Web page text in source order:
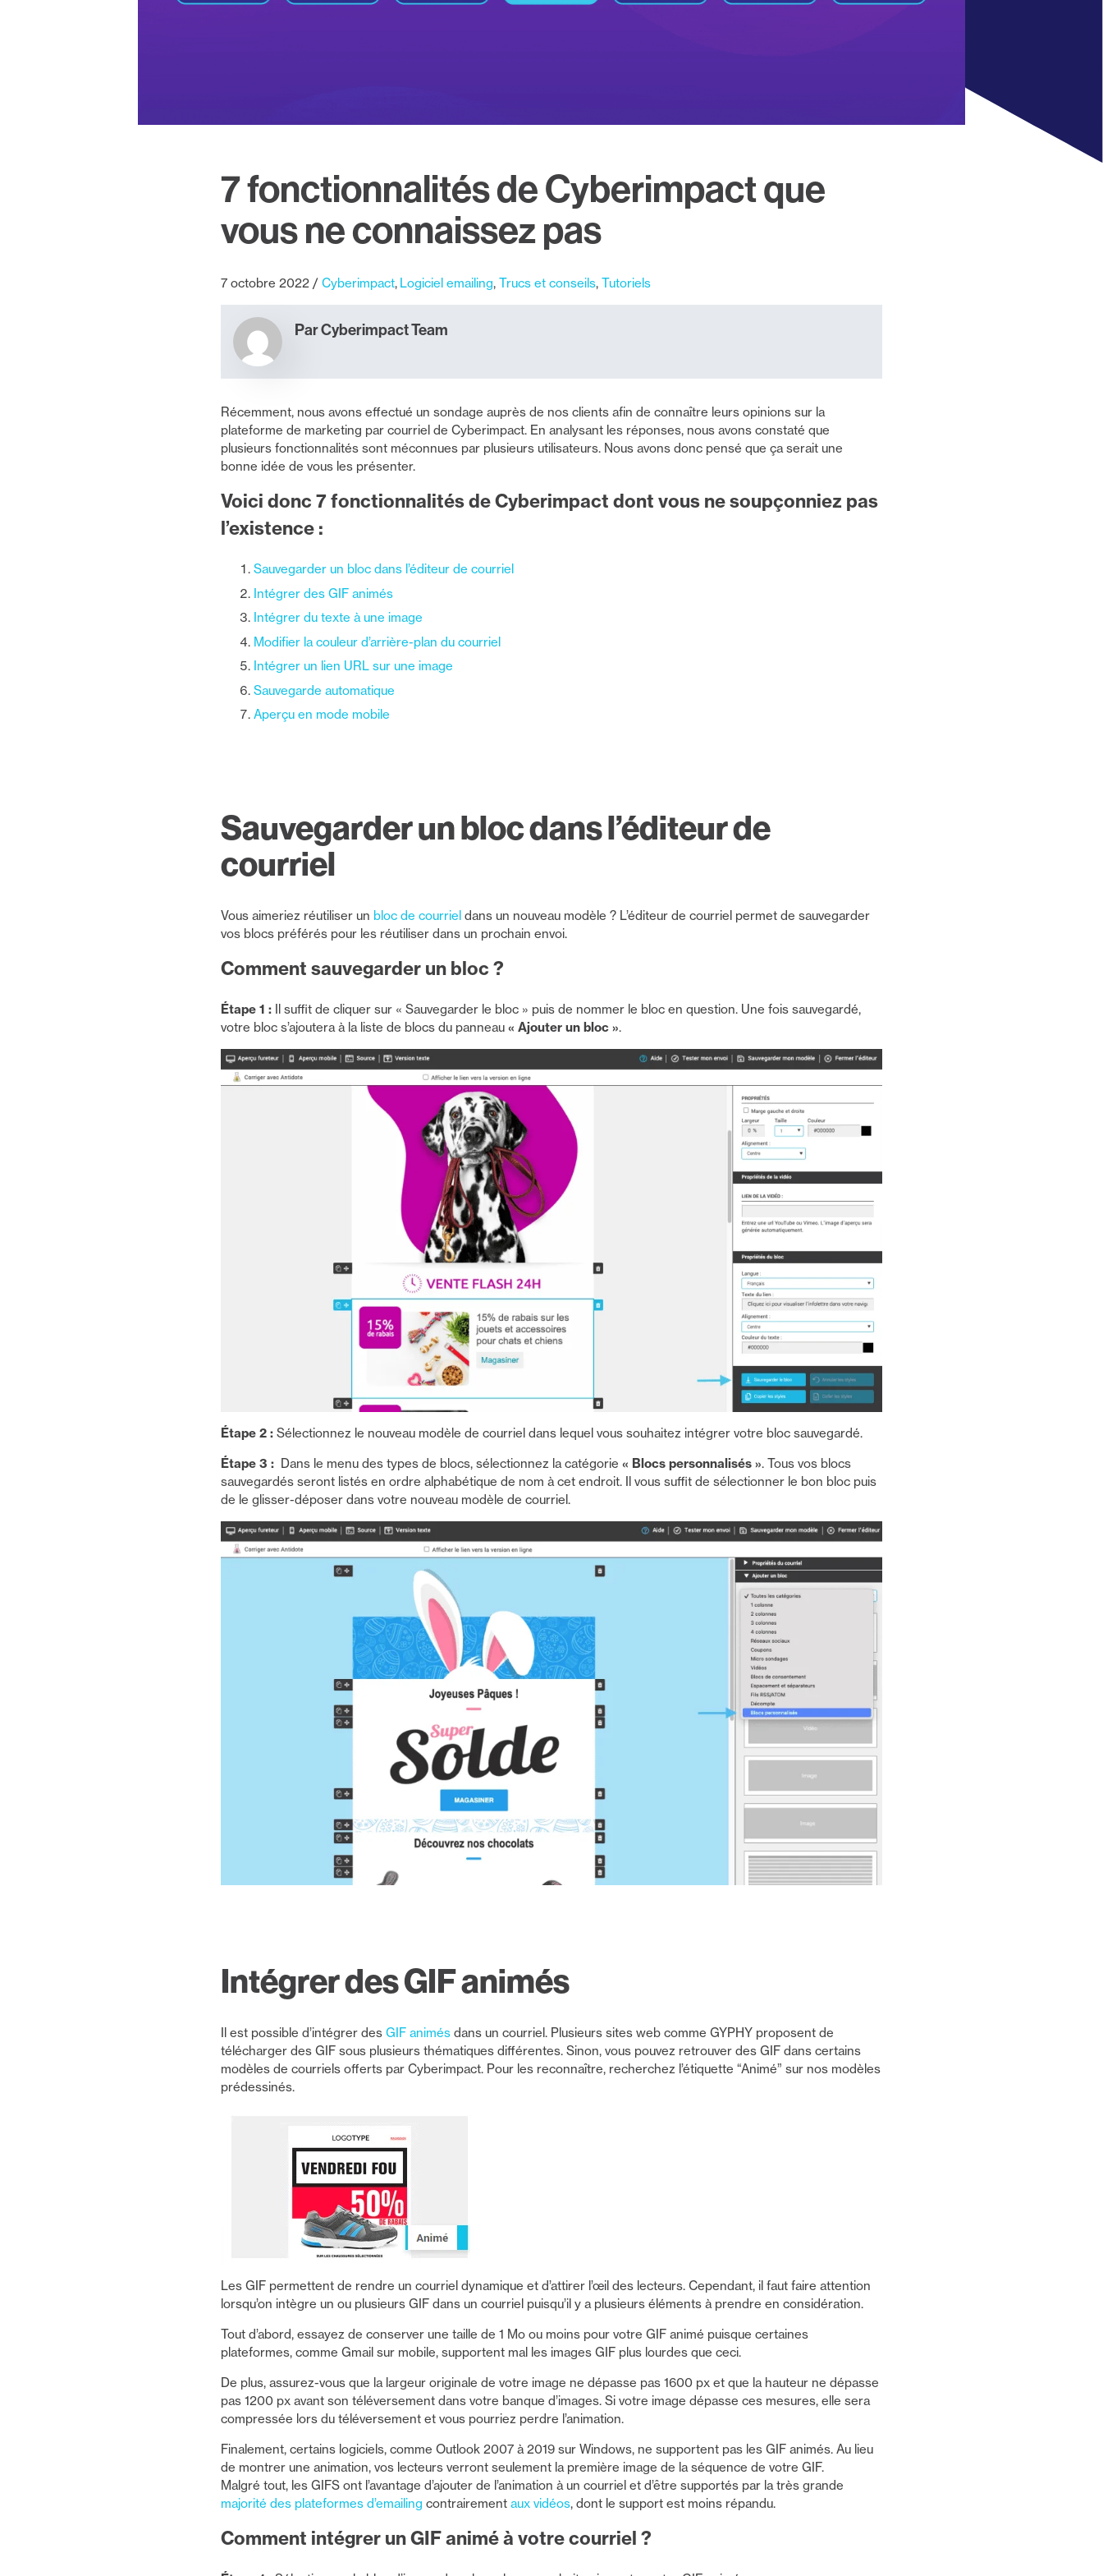
7 fonctionnalités de Cyberimpact que
vous ne connaissez pas
7 octobre 2022 Cyberimpact Logiciel emailing Trucs et conseils Tutoriels
Par Cyberimpact Team
Récemment, nous avons effectué un sondage auprès de nos clients afin de connaître leurs opinions sur la
plateforme de marketing par courriel de Cyberimpact. En analysant les réponses, nous avons constaté que
plusieurs fonctionnalités sont méconnues par plusieurs utilisateurs. Nous avons donc pensé que ça serait une
bonne idée de vous les présenter.
Voici donc 7 fonctionnalités de Cyberimpact dont vous ne soupçonniez pas
l’existence :
Sauvegarder un bloc dans l’éditeur de courriel
Intégrer des GIF animés
Intégrer du texte à une image
Modifier la couleur d’arrière-plan du courriel
Intégrer un lien URL sur une image
Sauvegarde automatique
Aperçu en mode mobile
Sauvegarder un bloc dans l’éditeur de
courriel
Vous aimeriez réutiliser un bloc de courriel dans un nouveau modèle ? L’éditeur de courriel permet de sauvegarder
vos blocs préférés pour les réutiliser dans un prochain envoi.
Comment sauvegarder un bloc ?
Étape 1 :Il suffit de cliquer sur « Sauvegarder le bloc » puis de nommer le bloc en question. Une fois sauvegardé,
votre bloc s’ajoutera à la liste de blocs du panneau « Ajouter un bloc ».
Étape 2 :Sélectionnez le nouveau modèle de courriel dans lequel vous souhaitez intégrer votre bloc sauvegardé.
Étape 3 : Dans le menu des types de blocs, sélectionnez la catégorie « Blocs personnalisés ». Tous vos blocs
sauvegardés seront listés en ordre alphabétique de nom à cet endroit. Il vous suffit de sélectionner le bon bloc puis
de le glisser-déposer dans votre nouveau modèle de courriel.
Intégrer des GIF animés
Il est possible d’intégrer des GIF animésdans un courriel. Plusieurs sites web comme GYPHY proposent de
télécharger des GIF sous plusieurs thématiques différentes. Sinon, vous pouvez retrouver des GIF dans certains
modèles de courriels offerts par Cyberimpact. Pour les reconnaître, recherchez l’étiquette “Animé” sur nos modèles
prédessinés.
Les GIF permettent de rendre un courriel dynamique et d’attirer l’œil des lecteurs. Cependant, il faut faire attention
lorsqu’on intègre un ou plusieurs GIF dans un courriel puisqu’il y a plusieurs éléments à prendre en considération.
Tout d’abord, essayez de conserver une taille de 1 Mo ou moins pour votre GIF animé puisque certaines
plateformes, comme Gmail sur mobile, supportent mal les images GIF plus lourdes que ceci.
De plus, assurez-vous que la largeur originale de votre image ne dépasse pas 1600 px et que la hauteur ne dépasse
pas 1200 px avant son téléversement dans votre banque d’images. Si votre image dépasse ces mesures, elle sera
compressée lors du téléversement et vous pourriez perdre l’animation.
Finalement, certains logiciels, comme Outlook 2007 à 2019 sur Windows, ne supportent pas les GIF animés. Au lieu
de montrer une animation, vos lecteurs verront seulement la première image de la séquence de votre GIF.
Malgré tout, les GIFS ont l’avantage d’ajouter de l’animation à un courriel et d’être supportés par la très grande
majorité des plateformes d’emailing contrairement aux vidéos, dont le support est moins répandu.
Comment intégrer un GIF animé à votre courriel ?